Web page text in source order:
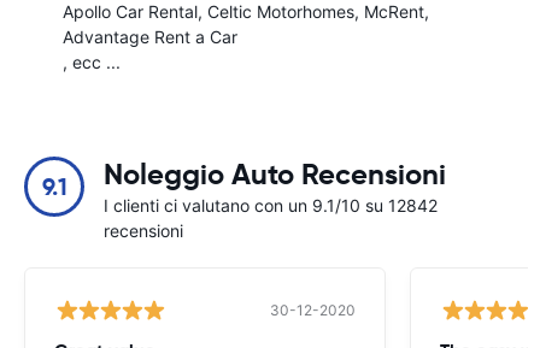
Apollo Car Rental Celtic Motorhomes McRent
Advantage Rent a Car
, ecc ...
9.1 Noleggio Auto Recensioni
I clienti ci valutano con un 9.1/10 su 12842
recensioni
30-12-2020